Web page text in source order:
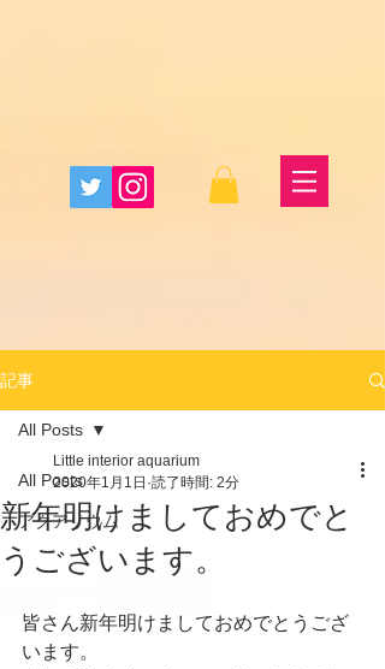
記事
All Posts
アクアリウム
All Posts
新年明けましておめでと
うございます。
Little interior aquarium
2020年1月1日 読了時間: 2分
皆さん新年明けましておめでとうござ
います。